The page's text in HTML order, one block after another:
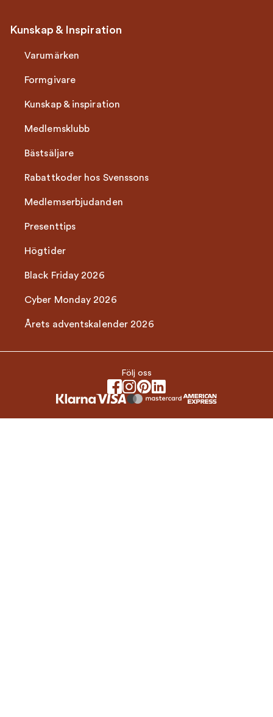
Kunskap & Inspiration
Varumärken
Formgivare
Kunskap & inspiration
Medlemsklubb
Bästsäljare
Rabattkoder hos Svenssons
Medlemserbjudanden
Presenttips
Högtider
Black Friday 2026
Cyber Monday 2026
Årets adventskalender 2026
Följ oss